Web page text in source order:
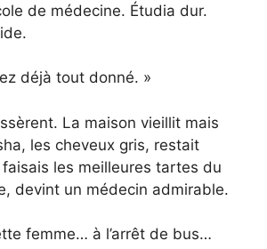
de médecine. Étudia dur.
déjà tout donné. »
La maison vieillit mais
les cheveux gris, restait
les meilleures tartes du
devint un médecin admirable.
femme… à l’arrêt de bus…